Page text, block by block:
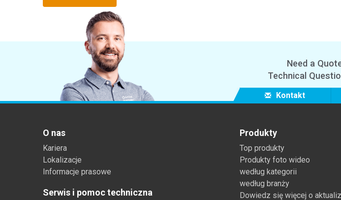
Need a
Technical
Kontakt
O nas
Kariera
Lokalizacje
Informacje prasowe
Serwis i pomoc techniczna
Produkty
Top produkty
Produkty foto wideo
według kategorii
według branży
Dowiedz się więcej o